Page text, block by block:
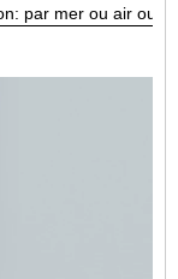
par mer ou air ou